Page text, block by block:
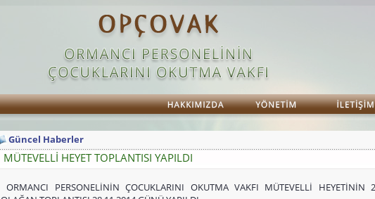
Güncel Haberler
MÜTEVELLİ HEYET TOPLANTISI YAPILDI
ORMANCI PERSONELİNİN ÇOCUKLARINI OKUTMA VAKFI MÜTEVELLİ HEYETİNİN